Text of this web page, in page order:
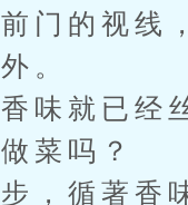
的视线
。
就已经
菜吗？
循著香